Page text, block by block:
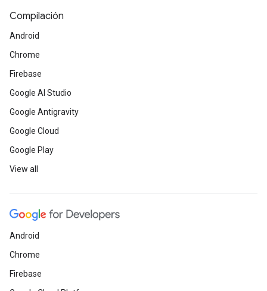
Compilación
Android
Chrome
Firebase
Google AI Studio
Google Antigravity
Google Cloud
Google Play
View all
Android
Chrome
Firebase